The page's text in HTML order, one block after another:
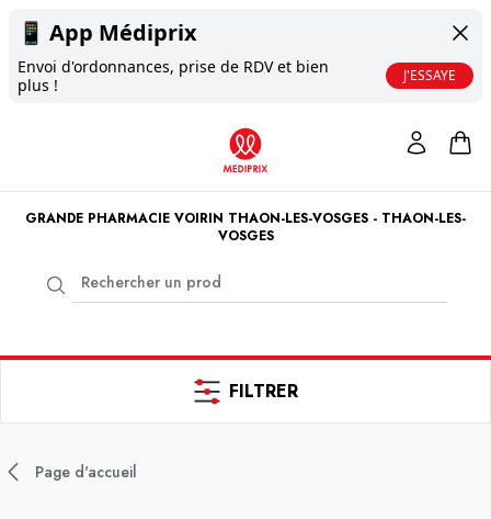
📱 App Médiprix
Envoi d'ordonnances, prise de RDV et bien
plus !
J'ESSAYE
GRANDE PHARMACIE VOIRIN THAON-LES-VOSGES - THAON-LES-
VOSGES
FILTRER
Page d'accueil